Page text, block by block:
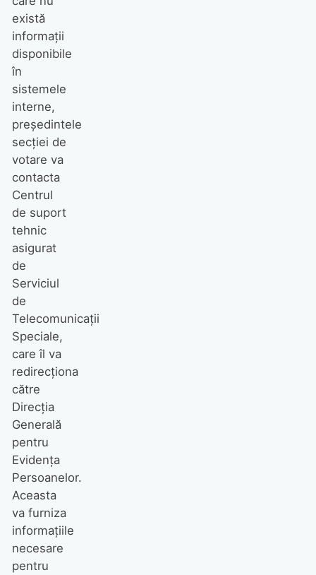
există
informații
disponibile
în
sistemele
interne,
președintele
secției de
votare va
contacta
Centrul
de suport
tehnic
asigurat
de
Serviciul
de
Telecomunicații
Speciale,
care îl va
redirecționa
către
Direcția
Generală
pentru
Evidența
Persoanelor.
Aceasta
va furniza
informațiile
necesare
pentru